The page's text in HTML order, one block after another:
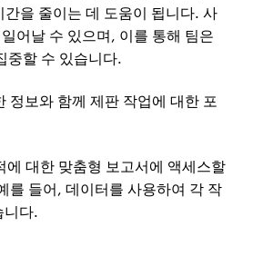
을 줄이는 데 도움이 됩니다. 사
어날 수 있으며, 이를 통해 팀은
중할 수 있습니다.
정보와 함께 제판 작업에 대한 포
대한 맞춤형 보고서에 액세스할
를 들어, 데이터를 사용하여 각 작
니다.